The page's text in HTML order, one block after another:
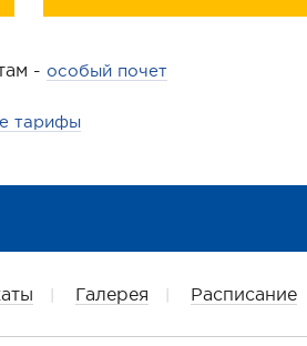
- особый почет
тарифы
Галерея Расписание